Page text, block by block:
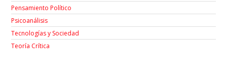
Pensamiento Político
Psicoanálisis
Tecnologías y Sociedad
Teoría Crítica